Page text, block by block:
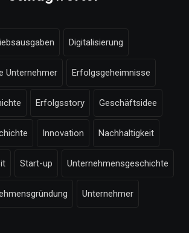
Digitalisierung
Unternehmer Erfolgsgeheimnisse
Erfolgsstory Geschäftsidee
Innovation Nachhaltigkeit
Start-up Unternehmensgeschichte
Unternehmer